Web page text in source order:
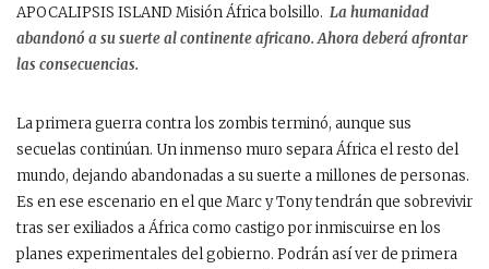
APOCALIPSIS ISLAND Misión África bolsillo. La humanidad
abandonó a su suerte al continente africano. Ahora deberá afrontar
las consecuencias.
La primera guerra contra los zombis terminó, aunque sus
secuelas continúan. Un inmenso muro separa África el resto del
mundo, dejando abandonadas a su suerte a millones de personas.
Es en ese escenario en el que Marc y Tony tendrán que sobrevivir
tras ser exiliados a África como castigo por inmiscuirse en los
planes experimentales del gobierno. Podrán así ver de primera